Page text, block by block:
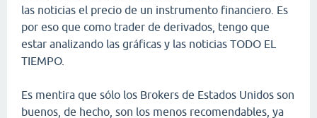
las noticias el precio de un instrumento financiero. Es
por eso que como trader de derivados, tengo que
estar analizando las gráficas y las noticias TODO EL
TIEMPO.
Es mentira que sólo los Brokers de Estados Unidos son
buenos, de hecho, son los menos recomendables, ya